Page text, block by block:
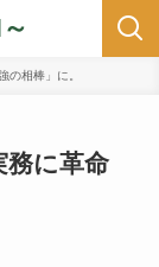
の相棒」に。
務に革命